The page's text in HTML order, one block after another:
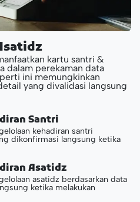
kartu santri &
dalam perekaman data
ini memungkinkan
yang divalidasi langsung
Santri
kehadiran santri
dikonfirmasi langsung ketika
Asatidz
asatidz berdasarkan data
ketika melakukan